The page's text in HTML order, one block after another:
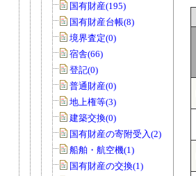
国有財産(195)
国有財産台帳(8)
境界査定(0)
宿舎(66)
登記(0)
普通財産(0)
地上権等(3)
建築交換(0)
国有財産の寄附受入(2)
船舶・航空機(1)
国有財産の交換(1)